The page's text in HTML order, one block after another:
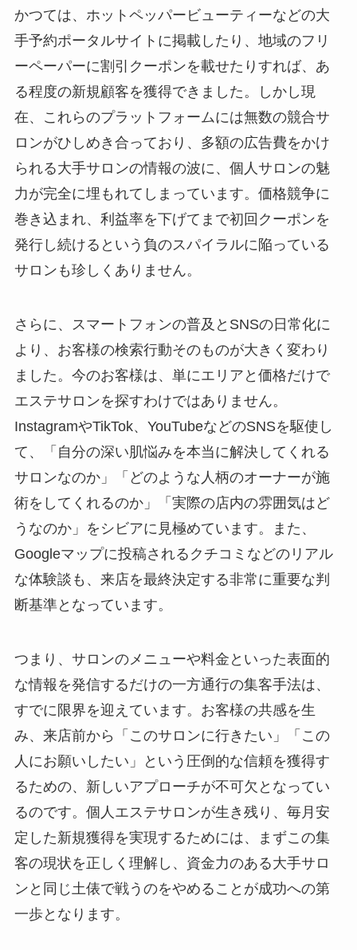
かつては、ホットペッパービューティーなどの大
手予約ポータルサイトに掲載したり、地域のフリ
ーペーパーに割引クーポンを載せたりすれば、あ
る程度の新規顧客を獲得できました。しかし現
在、これらのプラットフォームには無数の競合サ
ロンがひしめき合っており、多額の広告費をかけ
られる大手サロンの情報の波に、個人サロンの魅
力が完全に埋もれてしまっています。価格競争に
巻き込まれ、利益率を下げてまで初回クーポンを
発行し続けるという負のスパイラルに陥っている
サロンも珍しくありません。
さらに、スマートフォンの普及とSNSの日常化に
より、お客様の検索行動そのものが大きく変わり
ました。今のお客様は、単にエリアと価格だけで
エステサロンを探すわけではありません。
InstagramやTikTok、YouTubeなどのSNSを駆使し
て、「自分の深い肌悩みを本当に解決してくれる
サロンなのか」「どのような人柄のオーナーが施
術をしてくれるのか」「実際の店内の雰囲気はど
うなのか」をシビアに見極めています。また、
Googleマップに投稿されるクチコミなどのリアル
な体験談も、来店を最終決定する非常に重要な判
断基準となっています。
つまり、サロンのメニューや料金といった表面的
な情報を発信するだけの一方通行の集客手法は、
すでに限界を迎えています。お客様の共感を生
み、来店前から「このサロンに行きたい」「この
人にお願いしたい」という圧倒的な信頼を獲得す
るための、新しいアプローチが不可欠となってい
るのです。個人エステサロンが生き残り、毎月安
定した新規獲得を実現するためには、まずこの集
客の現状を正しく理解し、資金力のある大手サロ
ンと同じ土俵で戦うのをやめることが成功への第
一歩となります。